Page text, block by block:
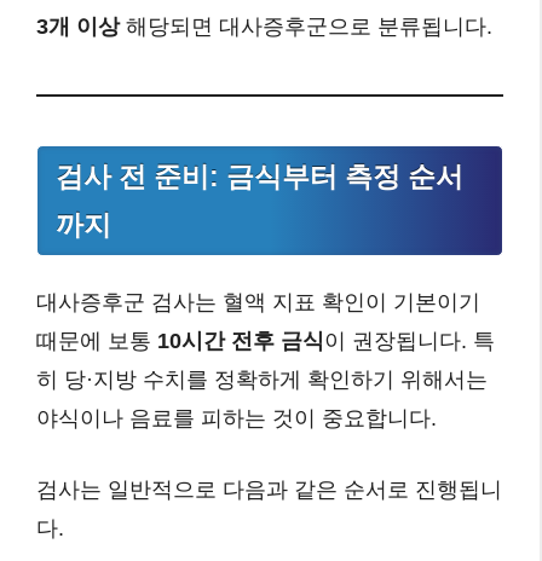
3개 이상해당되면 대사증후군으로 분류됩니다.
검사 전 준비: 금식부터 측정 순서
까지
대사증후군 검사는 혈액 지표 확인이 기본이기
때문에 보통 10시간 전후 금식이 권장됩니다. 특
히 당·지방 수치를 정확하게 확인하기 위해서는
야식이나 음료를 피하는 것이 중요합니다.
검사는 일반적으로 다음과 같은 순서로 진행됩니
다.